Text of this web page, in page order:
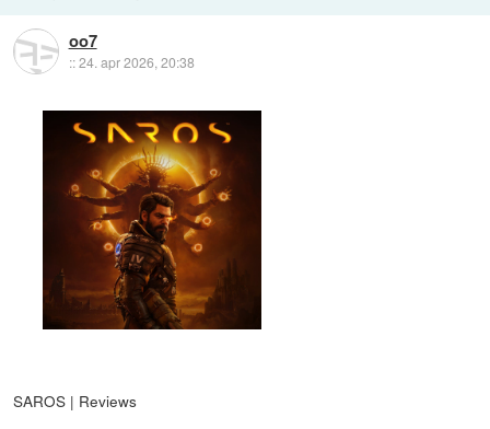
oo7
::24. apr 2026, 20:38
SAROS | Reviews